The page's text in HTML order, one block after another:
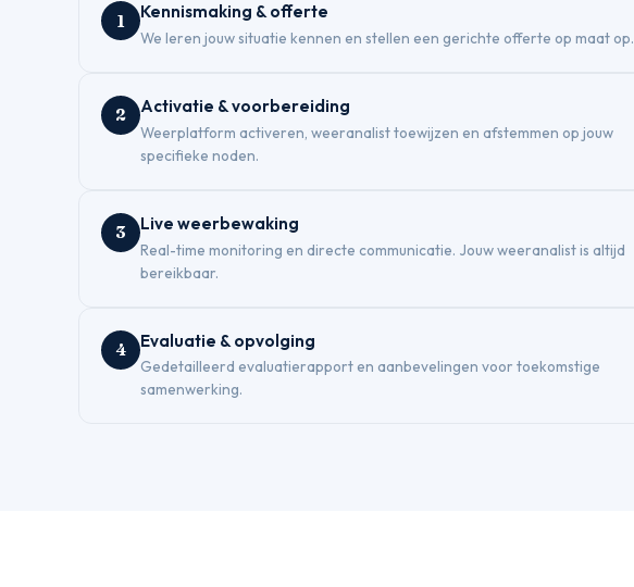
1 Kennismaking & offerte
We leren jouw situatie kennen en stellen een gerichte offerte op maat op.
2 Activatie & voorbereiding
Weerplatform activeren, weeranalist toewijzen en afstemmen op jouw
specifieke noden.
3 Live weerbewaking
Real-time monitoring en directe communicatie. Jouw weeranalist is altijd
bereikbaar.
4 Evaluatie & opvolging
Gedetailleerd evaluatierapport en aanbevelingen voor toekomstige
samenwerking.